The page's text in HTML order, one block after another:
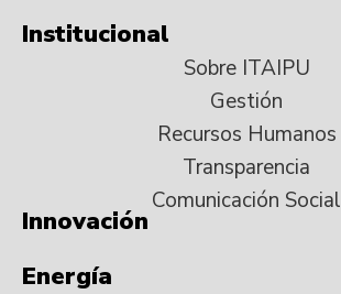
Institucional
Sobre ITAIPU
Gestión
Recursos Humanos
Transparencia
Comunicación Social
Innovación
Energía